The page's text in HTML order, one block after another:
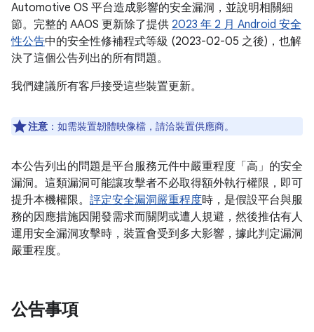
Automotive OS 平台造成影響的安全漏洞，並說明相關細
節。完整的 AAOS 更新除了提供 2023 年 2 月 Android 安全
性公告中的安全性修補程式等級 (2023-02-05 之後)，也解
決了這個公告列出的所有問題。
我們建議所有客戶接受這些裝置更新。
注意 ：如需裝置韌體映像檔，請洽裝置供應商。
本公告列出的問題是平台服務元件中嚴重程度「高」的安全
漏洞。這類漏洞可能讓攻擊者不必取得額外執行權限，即可
提升本機權限。 評定安全漏洞嚴重程度時，是假設平台與服
務的因應措施因開發需求而關閉或遭人規避，然後推估有人
運用安全漏洞攻擊時，裝置會受到多大影響，據此判定漏洞
嚴重程度。
公告事項